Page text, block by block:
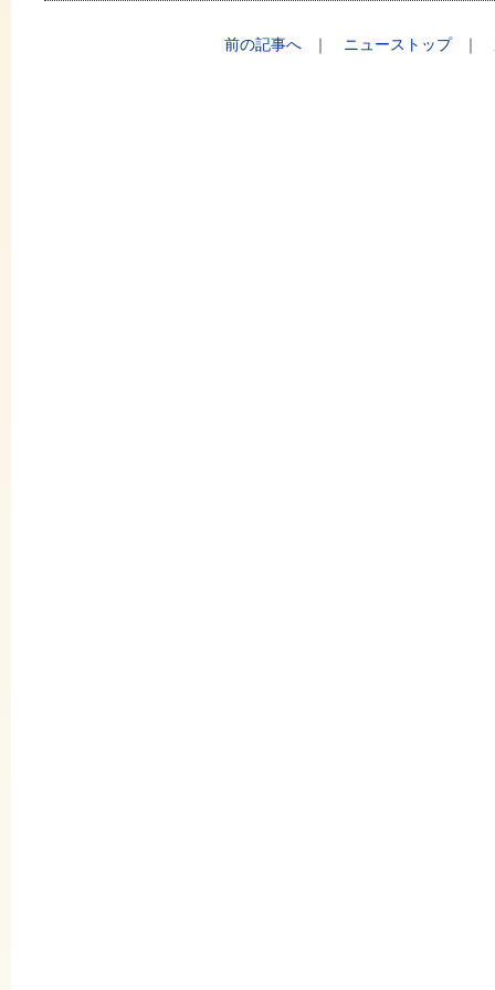
前の記事へ ｜ ニューストップ ｜